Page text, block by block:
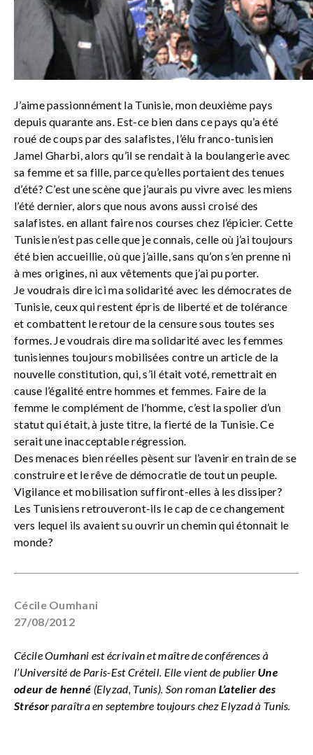
J’aime passionnément la Tunisie, mon deuxième pays
depuis quarante ans. Est-ce bien dans ce pays qu’a été
roué de coups par des salafistes, l’élu franco-tunisien
Jamel Gharbi, alors qu’il se rendait à la boulangerie avec
sa femme et sa fille, parce qu’elles portaient des tenues
d’été? C’est une scène que j’aurais pu vivre avec les miens
l’été dernier, alors que nous avons aussi croisé des
salafistes. en allant faire nos courses chez l’épicier. Cette
Tunisie n’est pas celle que je connais, celle où j’ai toujours
été bien accueillie, où que j’aille, sans qu’on s’en prenne ni
à mes origines, ni aux vêtements que j’ai pu porter.
Je voudrais dire ici ma solidarité avec les démocrates de
Tunisie, ceux qui restent épris de liberté et de tolérance
et combattent le retour de la censure sous toutes ses
formes. Je voudrais dire ma solidarité avec les femmes
tunisiennes toujours mobilisées contre un article de la
nouvelle constitution, qui, s’il était voté, remettrait en
cause l’égalité entre hommes et femmes. Faire de la
femme le complément de l’homme, c’est la spolier d’un
statut qui était, à juste titre, la fierté de la Tunisie. Ce
serait une inacceptable régression.
Des menaces bien réelles pèsent sur l’avenir en train de se
construire et le rêve de démocratie de tout un peuple.
Vigilance et mobilisation suffiront-elles à les dissiper?
Les Tunisiens retrouveront-ils le cap de ce changement
vers lequel ils avaient su ouvrir un chemin qui étonnait le
monde?
Cécile Oumhani
27/08/2012
Cécile Oumhani est écrivain et maître de conférences à
l’Université de Paris-Est Créteil. Elle vient de publier Une
odeur de henné (Elyzad, Tunis). Son roman L’atelier des
Strésorparaîtra en septembre toujours chez Elyzad à Tunis.